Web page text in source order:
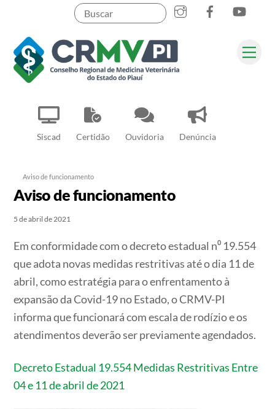
content
Siscad Certidão Ouvidoria Denúncia
InstagramFacebook
Pesquisar
Aviso de funcionamento
Aviso de funcionamento
5 de abril de 2021
Em conformidade com o decreto estadual n⁰ 19.554
que adota novas medidas restritivas até o dia 11 de
abril, como estratégia para o enfrentamento à
expansão da Covid-19 no Estado, o CRMV-PI
informa que funcionará com escala de rodízio e os
atendimentos deverão ser previamente agendados.
Decreto Estadual 19.554 Medidas Restritivas Entre
04 e 11 de abril de 2021